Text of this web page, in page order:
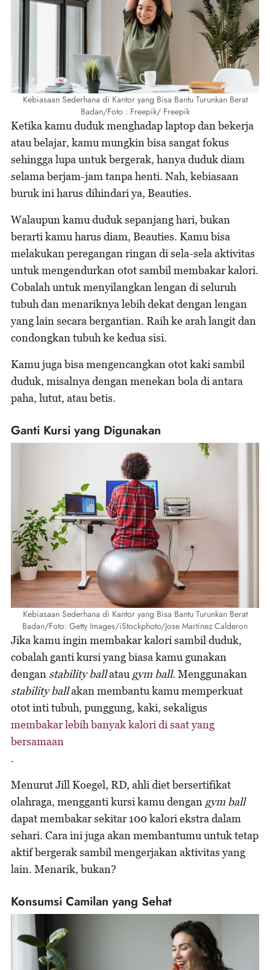
Kebiasaan Sederhana di Kantor yang Bisa Bantu Turunkan Berat
Badan/Foto : Freepik/ Freepik
Ketika kamu duduk menghadap laptop dan bekerja
atau belajar, kamu mungkin bisa sangat fokus
sehingga lupa untuk bergerak, hanya duduk diam
selama berjam-jam tanpa henti. Nah, kebiasaan
buruk ini harus dihindari ya, Beauties.
Walaupun kamu duduk sepanjang hari, bukan
berarti kamu harus diam, Beauties. Kamu bisa
melakukan peregangan ringan di sela-sela aktivitas
untuk mengendurkan otot sambil membakar kalori.
Cobalah untuk menyilangkan lengan di seluruh
tubuh dan menariknya lebih dekat dengan lengan
yang lain secara bergantian. Raih ke arah langit dan
condongkan tubuh ke kedua sisi.
Kamu juga bisa mengencangkan otot kaki sambil
duduk, misalnya dengan menekan bola di antara
paha, lutut, atau betis.
Ganti Kursi yang Digunakan
Kebiasaan Sederhana di Kantor yang Bisa Bantu Turunkan Berat
Badan/Foto: Getty Images/iStockphoto/Jose Martinez Calderon
Jika kamu ingin membakar kalori sambil duduk,
cobalah ganti kursi yang biasa kamu gunakan
denganstability ballatau gym ball. Menggunakan
stability ballakan membantu kamu memperkuat
otot inti tubuh, punggung, kaki, sekaligus
membakar lebih banyak kalori di saat yang
bersamaan
.
Menurut Jill Koegel, RD, ahli diet bersertifikat
olahraga, mengganti kursi kamu dengan gym ball
dapat membakar sekitar 100 kalori ekstra dalam
sehari. Cara ini juga akan membantumu untuk tetap
aktif bergerak sambil mengerjakan aktivitas yang
lain. Menarik, bukan?
Konsumsi Camilan yang Sehat